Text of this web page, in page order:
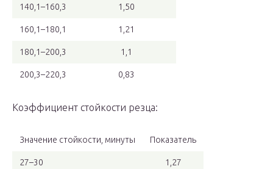
140,1–160,3 1,50
160,1–180,1 1,21
180,1–200,3 1,1
200,3–220,3 0,83
Коэффициент стойкости резца:
Значение стойкости, минуты Показатель
27–30 1,27